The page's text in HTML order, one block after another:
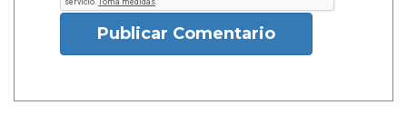
Publicar Comentario